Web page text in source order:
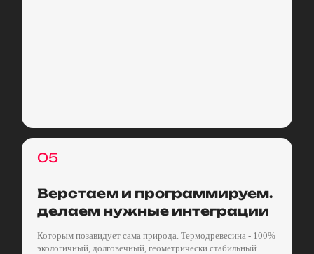
05
Верстаем и программируем.
делаем нужные интеграции
Которым позавидует сама природа. Термодревесина - 100%
экологичный, долговечный, геометрически стабильный